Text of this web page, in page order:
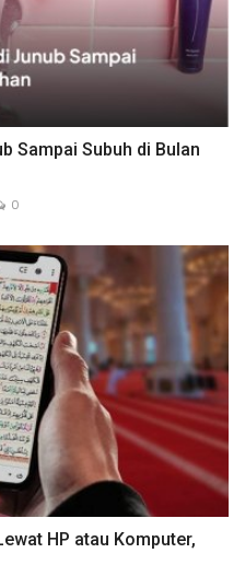
Sampai Subuh di Bulan
0
HP atau Komputer,